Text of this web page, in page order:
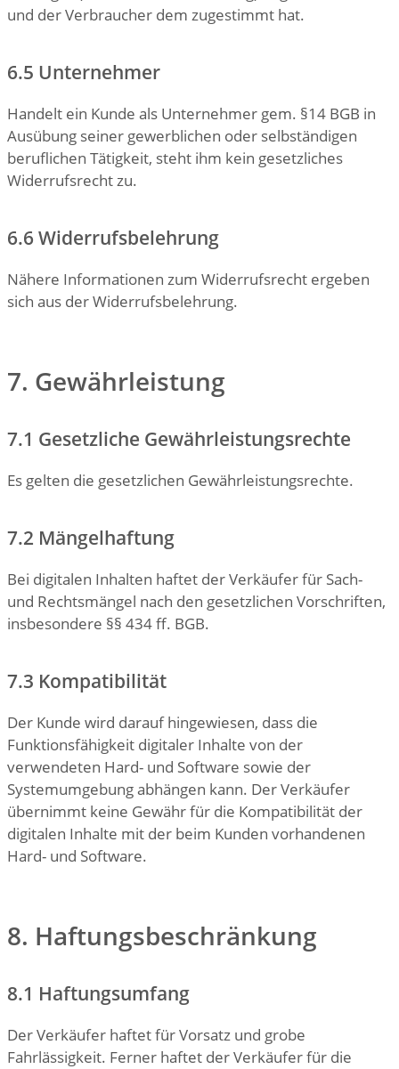
und der Verbraucher dem zugestimmt hat.
6.5 Unternehmer
Handelt ein Kunde als Unternehmer gem. §14 BGB in
Ausübung seiner gewerblichen oder selbständigen
beruflichen Tätigkeit, steht ihm kein gesetzliches
Widerrufsrecht zu.
6.6 Widerrufsbelehrung
Nähere Informationen zum Widerrufsrecht ergeben
sich aus der Widerrufsbelehrung.
7. Gewährleistung
7.1 Gesetzliche Gewährleistungsrechte
Es gelten die gesetzlichen Gewährleistungsrechte.
7.2 Mängelhaftung
Bei digitalen Inhalten haftet der Verkäufer für Sach-
und Rechtsmängel nach den gesetzlichen Vorschriften,
insbesondere §§ 434 ff. BGB.
7.3 Kompatibilität
Der Kunde wird darauf hingewiesen, dass die
Funktionsfähigkeit digitaler Inhalte von der
verwendeten Hard- und Software sowie der
Systemumgebung abhängen kann. Der Verkäufer
übernimmt keine Gewähr für die Kompatibilität der
digitalen Inhalte mit der beim Kunden vorhandenen
Hard- und Software.
8. Haftungsbeschränkung
8.1 Haftungsumfang
Der Verkäufer haftet für Vorsatz und grobe
Fahrlässigkeit. Ferner haftet der Verkäufer für die